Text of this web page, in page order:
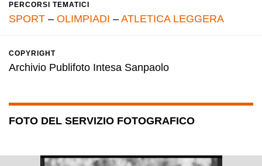
PERCORSI TEMATICI
SPORT – OLIMPIADI – ATLETICA LEGGERA
COPYRIGHT
Archivio Publifoto Intesa Sanpaolo
FOTO DEL SERVIZIO FOTOGRAFICO